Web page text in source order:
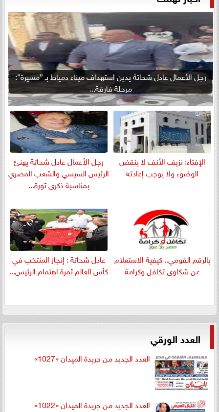
رجل الأعمال عادل شحاتة يدين استهداف ميناء دمياط بـ ”مسيرة”:
مرحلة فارقة...
الإفتاء: نزيف الأنف لا ينقض
الوضوء ولا يوجب إعادته
رجل الأعمال عادل شحاتة يهنئ
الرئيس السيسي والشعب المصري
بمناسبة ذكرى ثورة...
بالرقم القومي.. كيفية الاستعلام
عن شكاوى تكافل وكرامة
عادل شحاتة : إنجاز المنتخب في
كأس العالم ثمرة اهتمام الرئيس...
العدد الورقي
العدد الجديد من جريدة الميدان «1027»
العدد الجديد من جريدة الميدان «1022»